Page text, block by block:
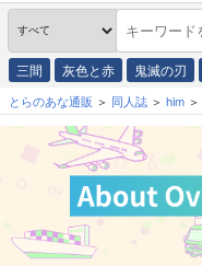
三間 灰色と赤 鬼滅の刃
とらのあな通販 同人誌 him